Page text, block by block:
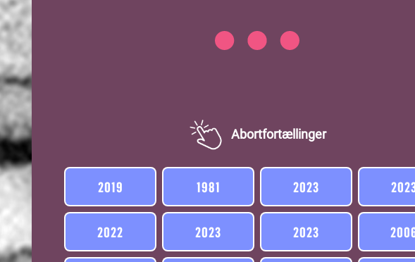
Abortfortællinger
2019 1981 2023
2022 2023 2023